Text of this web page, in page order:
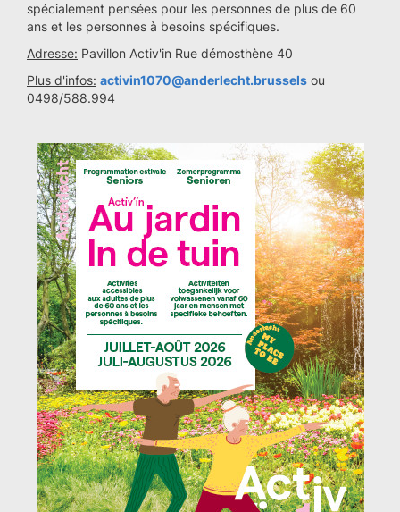
spécialement pensées pour les personnes de plus de 60
ans et les personnes à besoins spécifiques.
Adresse: Pavillon Activ'in Rue démosthène 40
Plus d'infos: activin1070@anderlecht.brussels ou
0498/588.994